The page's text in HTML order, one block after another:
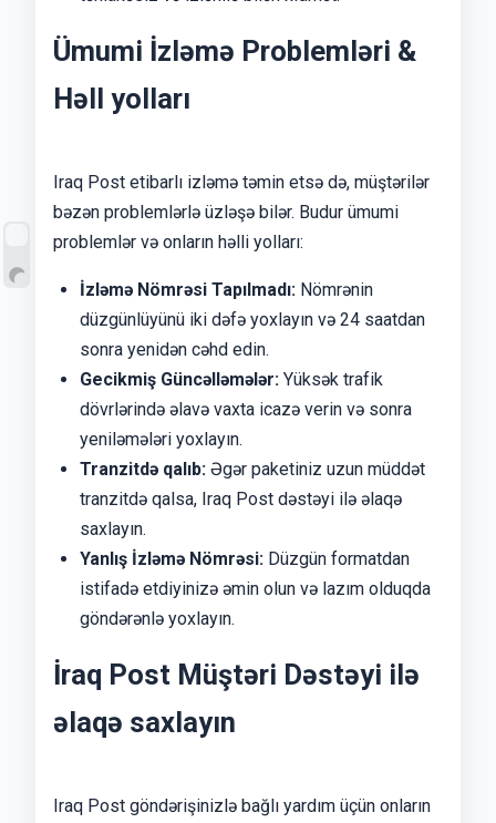
Ümumi İzləmə Problemləri &
Həll yolları
Iraq Post etibarlı izləmə təmin etsə də, müştərilər
bəzən problemlərlə üzləşə bilər. Budur ümumi
problemlər və onların həlli yolları:
İzləmə Nömrəsi Tapılmadı: Nömrənin
düzgünlüyünü iki dəfə yoxlayın və 24 saatdan
sonra yenidən cəhd edin.
Gecikmiş Güncəlləmələr: Yüksək trafik
dövrlərində əlavə vaxta icazə verin və sonra
yeniləmələri yoxlayın.
Tranzitdə qalıb: Əgər paketiniz uzun müddət
tranzitdə qalsa, Iraq Post dəstəyi ilə əlaqə
saxlayın.
Yanlış İzləmə Nömrəsi: Düzgün formatdan
istifadə etdiyinizə əmin olun və lazım olduqda
göndərənlə yoxlayın.
İraq Post Müştəri Dəstəyi ilə
əlaqə saxlayın
Iraq Post göndərişinizlə bağlı yardım üçün onların